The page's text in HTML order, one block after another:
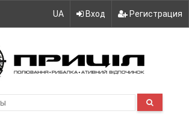
UA Вход Регистрация